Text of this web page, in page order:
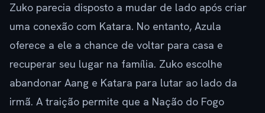
Zuko parecia disposto a mudar de lado após criar
uma conexão com Katara. No entanto, Azula
oferece a ele a chance de voltar para casa e
recuperar seu lugar na família. Zuko escolhe
abandonar Aang e Katara para lutar ao lado da
irmã. A traição permite que a Nação do Fogo